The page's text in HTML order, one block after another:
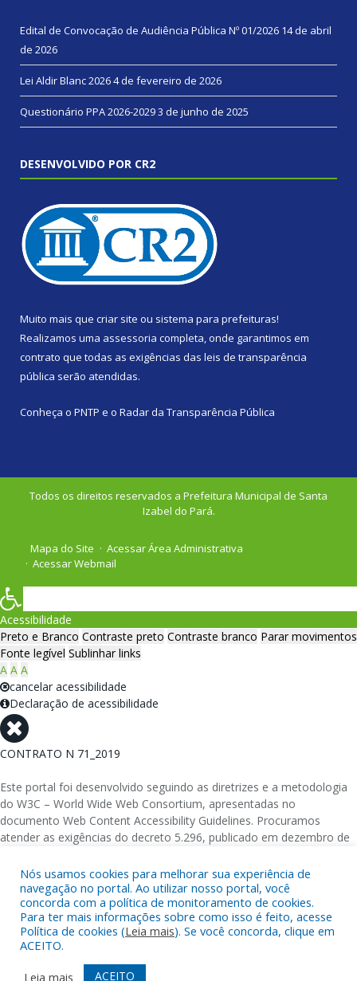
Edital de Convocação de Audiência Pública Nº 01/2026 14 de abril
de 2026
Lei Aldir Blanc 20264 de fevereiro de 2026
Questionário PPA 2026-20293 de junho de 2025
DESENVOLVIDO POR CR2
Muito mais que criar site ou sistema para prefeituras!
Realizamos uma assessoria completa, onde garantimos em
contrato que todas as exigências das leis de transparência
pública serão atendidas.
Conheça o PNTP e o Radar da Transparência Pública
Todos os direitos reservados a Prefeitura Municipal de Santa
Izabel do Pará.
Mapa do Site
Acessar Área Administrativa
Acessar Webmail
Nós usamos cookies para melhorar sua experiência de
navegação no portal. Ao utilizar nosso portal, você
concorda com a política de monitoramento de cookies.
Para ter mais informações sobre como isso é feito, acesse
Política de cookies (Leia mais). Se você concorda, clique em
ACEITO.
Leia mais
ACEITO
Acessibilidade
Preto e Branco Contraste preto Contraste branco Parar movimentos
Fonte legível Sublinhar links
A A A
cancelar acessibilidade
Declaração de acessibilidade
CONTRATO N 71_2019
Este portal foi desenvolvido seguindo as diretrizes e a metodologia
do W3C – World Wide Web Consortium, apresentadas no
documento Web Content Accessibility Guidelines. Procuramos
atender as exigências do decreto 5.296, publicado em dezembro de
eletrônicos da administração pública na rede mundial de
computadores para o uso das pessoas com necessidades especiais,
garantindo-lhes o pleno acesso aos conteúdos disponíveis.
Além de validações automáticas, foram realizados testes em
diversos navegadores e através do utilitário de acesso a Internet do
DOSVOX, sistema operacional destinado deficientes visuais.